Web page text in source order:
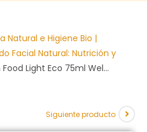
Natural e Higiene Bio |
Facial Natural: Nutrición y
Food Light Eco 75ml Wel…
Siguiente producto